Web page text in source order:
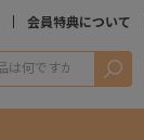
会員特典について
検索